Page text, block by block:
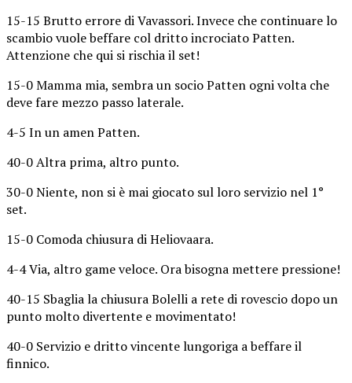
15-15 Brutto errore di Vavassori. Invece che continuare lo
scambio vuole beffare col dritto incrociato Patten.
Attenzione che qui si rischia il set!
15-0 Mamma mia, sembra un socio Patten ogni volta che
deve fare mezzo passo laterale.
4-5 In un amen Patten.
40-0 Altra prima, altro punto.
30-0 Niente, non si è mai giocato sul loro servizio nel 1°
set.
15-0 Comoda chiusura di Heliovaara.
4-4 Via, altro game veloce. Ora bisogna mettere pressione!
40-15 Sbaglia la chiusura Bolelli a rete di rovescio dopo un
punto molto divertente e movimentato!
40-0 Servizio e dritto vincente lungoriga a beffare il
finnico.